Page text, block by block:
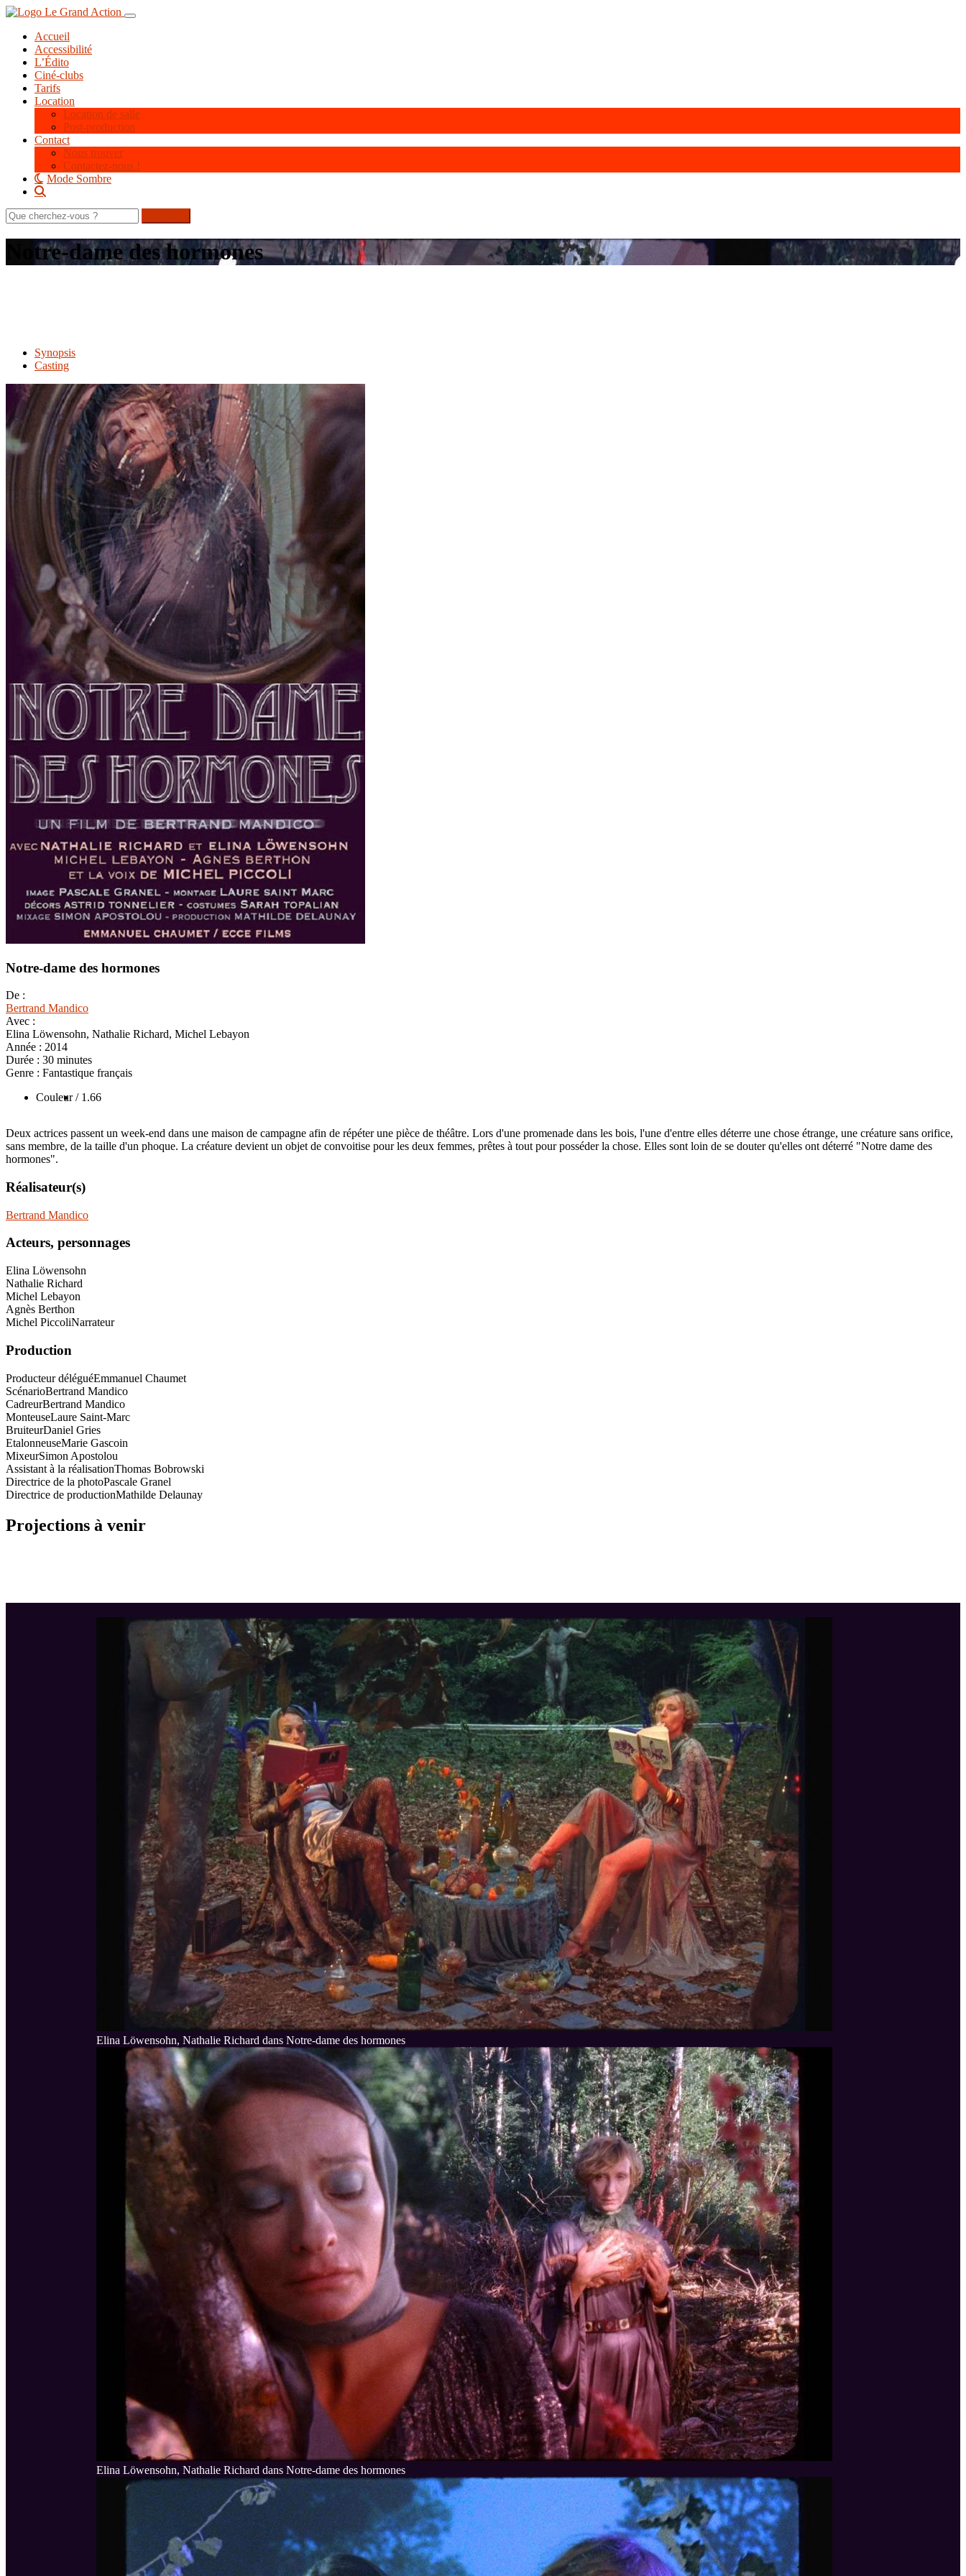
Aller
contenu
principal
Toggle navigation
Accueil
Accessibilité
L’Édito
Ciné-clubs
Tarifs
Location
Location de salle
Post-production
Contact
Nous trouver
Contactez-nous !
Mode Sombre
Rechercher
sur
le Notre-dame des hormones
Synopsis
Casting
Notre-dame des hormones
De :
Bertrand Mandico
Avec :
Elina Löwensohn, Nathalie Richard, Michel Lebayon
Année : 2014
Durée : 30 minutes
Genre : Fantastique français
Couleur / 1.66
Deux actrices passent un week-end dans une maison de campagne afin de répéter une pièce de théâtre. Lors d'une promenade dans les bois, l'une d'entre elles déterre une chose étrange, une créature sans orifice,
sans membre, de la taille d'un phoque. La créature devient un objet de convoitise pour les deux femmes, prêtes à tout pour posséder la chose. Elles sont loin de se douter qu'elles ont déterré "Notre dame des
hormones".
Réalisateur(s)
Bertrand Mandico
Acteurs, personnages
Elina Löwensohn
Nathalie Richard
Michel Lebayon
Agnès Berthon
Michel PiccoliNarrateur
Production
Producteur déléguéEmmanuel Chaumet
ScénarioBertrand Mandico
CadreurBertrand Mandico
MonteuseLaure Saint-Marc
BruiteurDaniel Gries
EtalonneuseMarie Gascoin
MixeurSimon Apostolou
Assistant à la réalisationThomas Bobrowski
Directrice de la photoPascale Granel
Directrice de productionMathilde Delaunay
Projections à venir
Elina Löwensohn, Nathalie Richard dans Notre-dame des hormones
Elina Löwensohn, Nathalie Richard dans Notre-dame des hormones